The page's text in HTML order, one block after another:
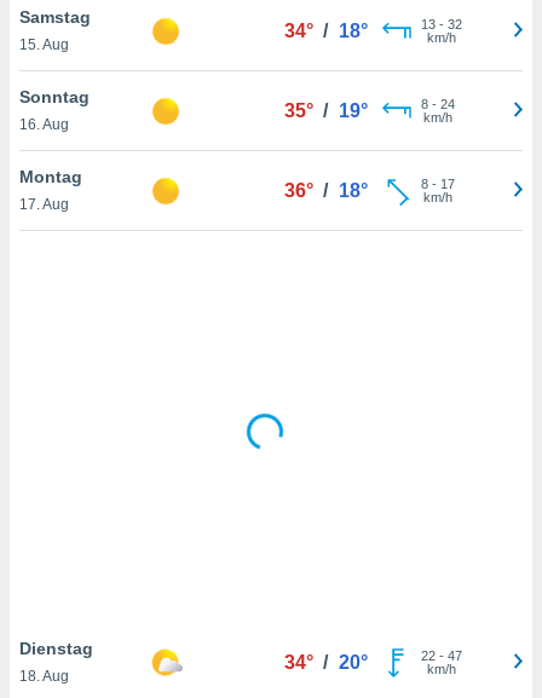
Samstag
15. Aug
34° / 18° 13- 32
km/h
Sonntag
16. Aug
35° / 19° 8- 24
km/h
Montag
17. Aug
36° / 18° 8- 17
km/h
Dienstag
18. Aug
34° / 20° 22- 47
km/h